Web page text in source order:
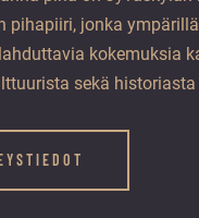
pihapiiri, jonka
kokemuksia
sekä